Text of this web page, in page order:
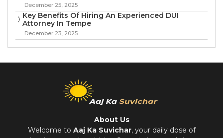
December 25, 2025
Key Benefits Of Hiring An Experienced DUI
Attorney In Tempe
December 23, 2025
About Us
Welcome to Aaj Ka Suvichar, your daily dose of